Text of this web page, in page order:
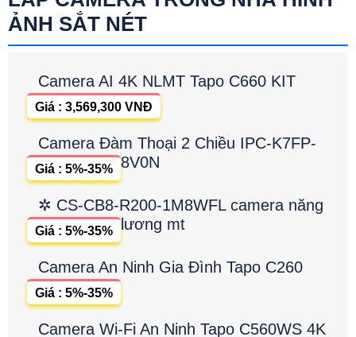
ẢNH SẮT NÉT
Camera AI 4K NLMT Tapo C660 KIT
Giá : 3,569,300 VNĐ
Camera Đàm Thoại 2 Chiều IPC-K7FP-
8V0N
Giá : 5%-35%
✲ CS-CB8-R200-1M8WFL camera năng
lương mt
Giá : 5%-35%
Camera An Ninh Gia Đình Tapo C260
Giá : 5%-35%
Camera Wi-Fi An Ninh Tapo C560WS 4K